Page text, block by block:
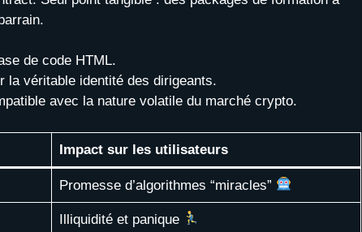
de code HTML.
la véritable identité des dirigeants.
avec la nature volatile du marché crypto.
Impact sur les utilisateurs
Promesse d’algorithmes “miracles”
Illiquidité et panique